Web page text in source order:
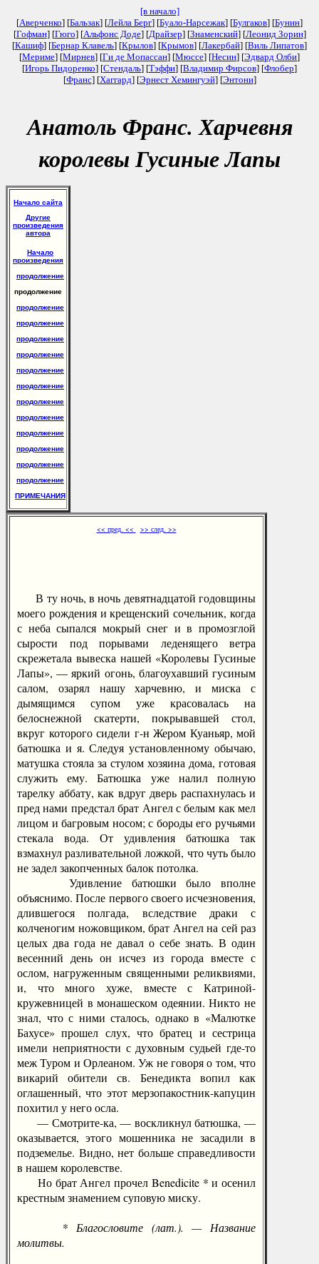
[в начало]
[Аверченко] [Бальзак] [Лейла Берг] [Буало-Нарсежак] [Булгаков] [Бунин]
[Гофман] [Гюго] [Альфонс Доде] [Драйзер] [Знаменский] [Леонид Зорин]
[Кашиф] [Бернар Клавель] [Крылов] [Крымов] [Лакербай] [Виль Липатов]
[Мериме] [Мирнев] [Ги де Мопассан] [Мюссе] [Несин] [Эдвард Олби]
[Игорь Пидоренко] [Стендаль] [Тэффи] [Владимир Фирсов] [Флобер]
[Франс] [Хаггард] [Эрнест Хемингуэй] [Энтони]
Анатоль Франс. Харчевня
королевы Гусиные Лапы
Начало сайта
Другие
произведения
автора
Начало
произведения
продолжение
продолжение
продолжение
продолжение
продолжение
продолжение
продолжение
продолжение
продолжение
продолжение
продолжение
продолжение
продолжение
продолжение
ПРИМЕЧАНИЯ
<< пред. << >> след. >>
В ту ночь, в ночь девятнадцатой годовщины
моего рождения и крещенский сочельник, когда
с неба сыпался мокрый снег и в промозглой
сырости под порывами леденящего ветра
скрежетала вывеска нашей «Королевы Гусиные
Лапы», — яркий огонь, благоухавший гусиным
салом, озарял нашу харчевню, и миска с
дымящимся супом уже красовалась на
белоснежной скатерти, покрывавшей стол,
вкруг которого сидели г-н Жером Куаньяр, мой
батюшка и я. Следуя установленному обычаю,
матушка стояла за стулом хозяина дома, готовая
служить ему. Батюшка уже налил полную
тарелку аббату, как вдруг дверь распахнулась и
пред нами предстал брат Ангел с белым как мел
лицом и багровым носом; с бороды его ручьями
стекала вода. От удивления батюшка так
взмахнул разливательной ложкой, что чуть было
не задел закопченных балок потолка.
Удивление батюшки было вполне
объяснимо. После первого своего исчезновения,
длившегося полгада, вследствие драки с
колченогим ножовщиком, брат Ангел на сей раз
целых два года не давал о себе знать. В один
весенний день он исчез из города вместе с
ослом, нагруженным священными реликвиями,
и, что много хуже, вместе с Катриной-
кружевницей в монашеском одеянии. Никто не
знал, что с ними сталось, однако в «Малютке
Бахусе» прошел слух, что братец и сестрица
имели неприятности с духовным судьей где-то
меж Туром и Орлеаном. Уж не говоря о том, что
викарий обители св. Бенедикта вопил как
оглашенный, что этот мерзопакостник-капуцин
похитил у него осла.
— Смотрите-ка, — воскликнул батюшка, —
оказывается, этого мошенника не засадили в
подземелье. Видно, нет больше справедливости
в нашем королевстве.
Но брат Ангел прочел Benedicite * и осенил
крестным знамением суповую миску.
* Благословите (лат.). — Название
молитвы.